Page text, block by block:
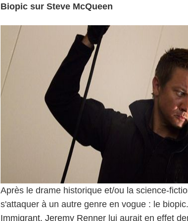
Biopic sur Steve McQueen
Après le drame historique et/ou la science-
s'attaquer à un autre genre en vogue : le
Immigrant, Jeremy Renner lui aurait en effet